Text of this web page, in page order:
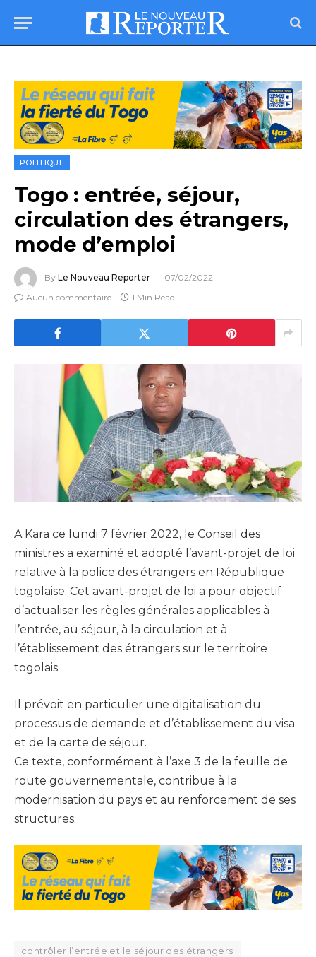
POLITIQUE
Togo : entrée, séjour,
circulation des étrangers,
mode d’emploi
By Le Nouveau Reporter
07/02/2022
Aucun commentaire
1 Min Read
A Kara ce lundi 7 février 2022, le Conseil des
ministres a examiné et adopté l’avant-projet de loi
relative à la police des étrangers en République
togolaise. Cet avant-projet de loi a pour objectif
d’actualiser les règles générales applicables à
l’entrée, au séjour, à la circulation et à
l’établissement des étrangers sur le territoire
togolais.
Il prévoit en particulier une digitalisation du
processus de demande et d’établissement du visa
et de la carte de séjour.
Ce texte, conformément à l’axe 3 de la feuille de
route gouvernementale, contribue à la
modernisation du pays et au renforcement de ses
structures.
contrôler l’entrée et le séjour des étrangers